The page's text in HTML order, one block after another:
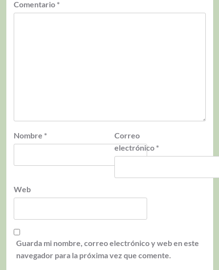
Comentario *
Nombre *
Correo
electrónico *
Web
Guarda mi nombre, correo electrónico y web en este
navegador para la próxima vez que comente.